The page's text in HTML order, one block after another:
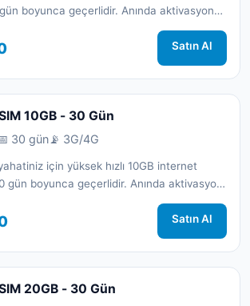
boyunca geçerlidir. Anında aktivasyon
Satın Al
10GB - 30 Gün
30 gün📡 3G/4G
için yüksek hızlı 10GB internet
gün boyunca geçerlidir. Anında aktivasyon
Satın Al
20GB - 30 Gün